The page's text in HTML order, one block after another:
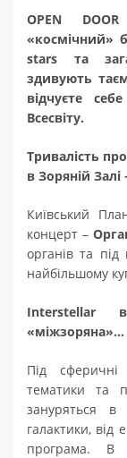
OPEN
«космічний»
stars та
здивують
відчуєте
Всесвіту.
Тривалість
в Зоряній
Київський
концерт –
органів та
найбільшому
Interstellar
«міжзоряна»…
Під сферичні
тематики та
зануряться в
галактики, від
програма. В